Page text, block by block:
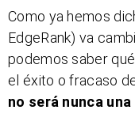
Como ya hemos
EdgeRank) va
podemos saber
el éxito o fracaso
no será nunca